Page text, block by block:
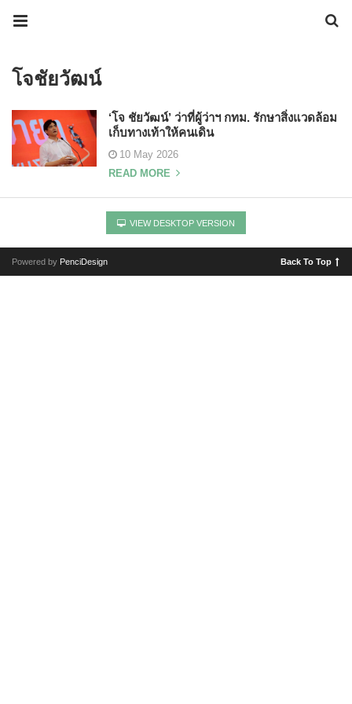
โจชัยวัฒน์
‘โจ ชัยวัฒน์’ ว่าที่ผู้ว่าฯ กทม. รักษาสิ่งแวดล้อม
เก็บทางเท้าให้คนเดิน
10 May 2026
READ MORE
VIEW DESKTOP VERSION
Powered by PenciDesign Back To Top